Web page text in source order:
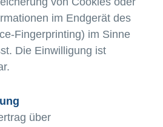
im Endgerät des
Fingerprinting) im Sinne
Die Einwilligung ist
über